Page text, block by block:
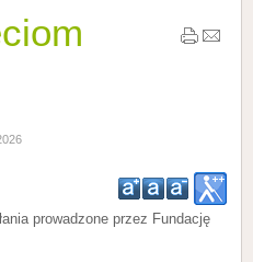
prowadzone przez Fundację